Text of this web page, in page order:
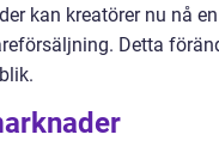
kan kreatörer nu nå
Detta